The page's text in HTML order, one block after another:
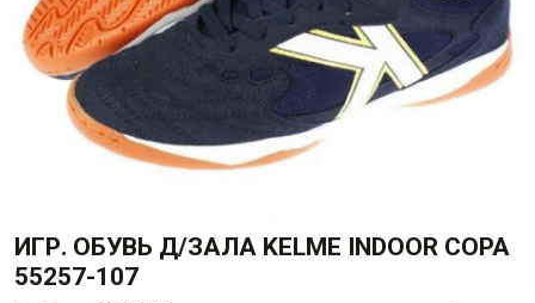
ИГР. ОБУВЬ Д/ЗАЛА KELME INDOOR COPA
55257-107